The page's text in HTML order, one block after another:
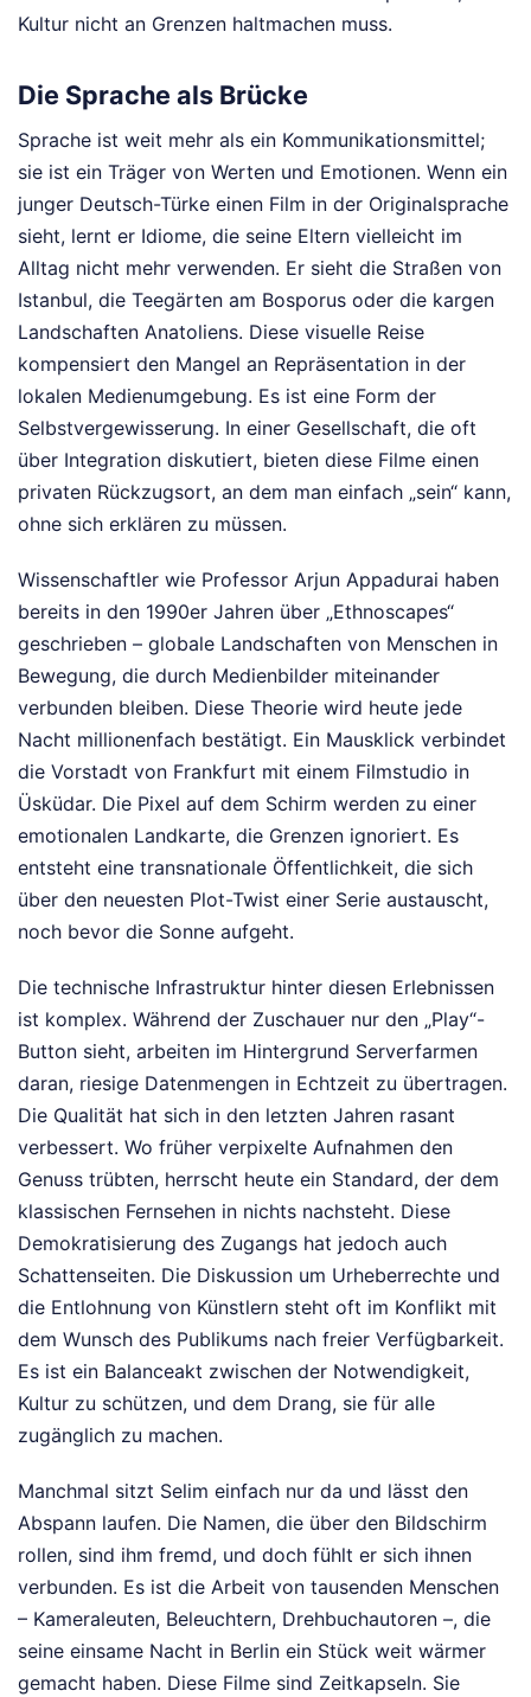
Kultur nicht an Grenzen haltmachen muss.
Die Sprache als Brücke
Sprache ist weit mehr als ein Kommunikationsmittel;
sie ist ein Träger von Werten und Emotionen. Wenn ein
junger Deutsch-Türke einen Film in der Originalsprache
sieht, lernt er Idiome, die seine Eltern vielleicht im
Alltag nicht mehr verwenden. Er sieht die Straßen von
Istanbul, die Teegärten am Bosporus oder die kargen
Landschaften Anatoliens. Diese visuelle Reise
kompensiert den Mangel an Repräsentation in der
lokalen Medienumgebung. Es ist eine Form der
Selbstvergewisserung. In einer Gesellschaft, die oft
über Integration diskutiert, bieten diese Filme einen
privaten Rückzugsort, an dem man einfach „sein“ kann,
ohne sich erklären zu müssen.
Wissenschaftler wie Professor Arjun Appadurai haben
bereits in den 1990er Jahren über „Ethnoscapes“
geschrieben – globale Landschaften von Menschen in
Bewegung, die durch Medienbilder miteinander
verbunden bleiben. Diese Theorie wird heute jede
Nacht millionenfach bestätigt. Ein Mausklick verbindet
die Vorstadt von Frankfurt mit einem Filmstudio in
Üsküdar. Die Pixel auf dem Schirm werden zu einer
emotionalen Landkarte, die Grenzen ignoriert. Es
entsteht eine transnationale Öffentlichkeit, die sich
über den neuesten Plot-Twist einer Serie austauscht,
noch bevor die Sonne aufgeht.
Die technische Infrastruktur hinter diesen Erlebnissen
ist komplex. Während der Zuschauer nur den „Play“-
Button sieht, arbeiten im Hintergrund Serverfarmen
daran, riesige Datenmengen in Echtzeit zu übertragen.
Die Qualität hat sich in den letzten Jahren rasant
verbessert. Wo früher verpixelte Aufnahmen den
Genuss trübten, herrscht heute ein Standard, der dem
klassischen Fernsehen in nichts nachsteht. Diese
Demokratisierung des Zugangs hat jedoch auch
Schattenseiten. Die Diskussion um Urheberrechte und
die Entlohnung von Künstlern steht oft im Konflikt mit
dem Wunsch des Publikums nach freier Verfügbarkeit.
Es ist ein Balanceakt zwischen der Notwendigkeit,
Kultur zu schützen, und dem Drang, sie für alle
zugänglich zu machen.
Manchmal sitzt Selim einfach nur da und lässt den
Abspann laufen. Die Namen, die über den Bildschirm
rollen, sind ihm fremd, und doch fühlt er sich ihnen
verbunden. Es ist die Arbeit von tausenden Menschen
– Kameraleuten, Beleuchtern, Drehbuchautoren –, die
seine einsame Nacht in Berlin ein Stück weit wärmer
gemacht haben. Diese Filme sind Zeitkapseln. Sie